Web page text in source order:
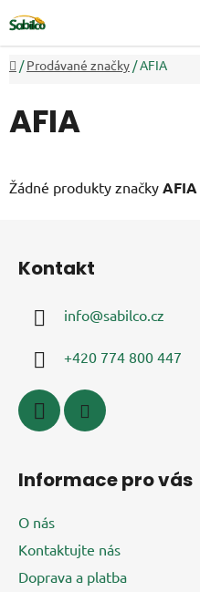
na
obsah
Domů
/ Prodávané značky /AFIA
AFIA
Žádné produkty značky AFIA
Kontakt
info@sabilco.cz
+420 774 800 447
Informace pro vás
O nás
Kontaktujte nás
Doprava a platba